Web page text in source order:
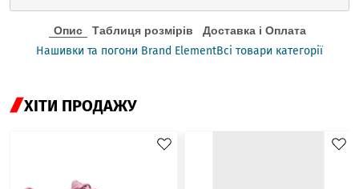
Опис Таблиця розмірів Доставка і Оплата
Нашивки та погони Brand ElementВсі товари категорії
ХІТИ ПРОДАЖУ